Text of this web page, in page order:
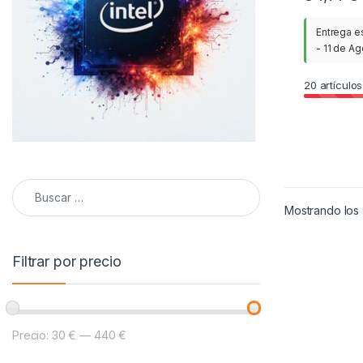
Entrega
- 11 de
20
Mostrando los
Buscar:
Filtrar por precio
Precio mínimo
Precio máximo
Precio: 30 € — 440 €